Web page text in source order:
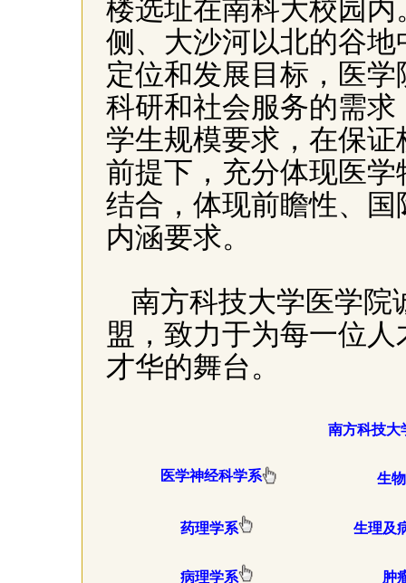
楼选址在南科大校园
侧、大沙河以北的谷
定位和发展目标，医
科研和社会服务的需
学生规模要求，在保
前提下，充分体现医
结合，体现前瞻性、
内涵要求。
南方科技大学医学院
盟，致力于为每一位
才华的舞台。
南方科技大
医学神经科学系 生
药理学系 生理及
病理学系 肿